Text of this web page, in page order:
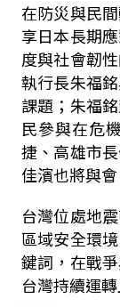
在防災與民
享日本長期
度與社會韌
執行長朱福
課題；朱福
民參與在危
捷、高雄市
佳濱也將與會
台灣位處地
區域安全環
鍵詞，在戰
台灣持續運